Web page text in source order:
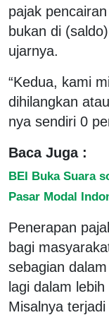
pajak
bukan di
ujarnya.
“Kedua, kami
dihilangkan
nya sendiri 0
Baca Juga :
BEI Buka Suara
Pasar Modal
Penerapan
bagi
sebagian
lagi dalam
Misalnya